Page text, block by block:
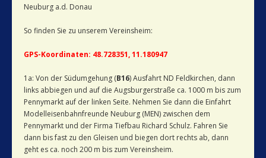
Neuburg a.d. Donau
So finden Sie zu unserem Vereinsheim:
GPS-Koordinaten: 48.728351, 11.180947
1a: Von der Südumgehung (B16) Ausfahrt ND Feldkirchen, dann
links abbiegen und auf die Augsburgerstraße ca. 1000 m bis zum
Pennymarkt auf der linken Seite. Nehmen Sie dann die Einfahrt
Modelleisenbahnfreunde Neuburg (MEN) zwischen dem
Pennymarkt und der Firma Tiefbau Richard Schulz. Fahren Sie
dann bis fast zu den Gleisen und biegen dort rechts ab, dann
geht es ca. noch 200 m bis zum Vereinsheim.